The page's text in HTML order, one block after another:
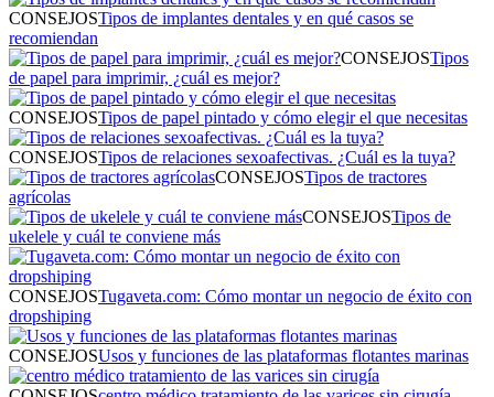
CONSEJOSTipos de implantes dentales y en qué casos se
recomiendan
CONSEJOSTipos
de papel para imprimir, ¿cuál es mejor?
CONSEJOSTipos de papel pintado y cómo elegir el que necesitas
CONSEJOSTipos de relaciones sexoafectivas. ¿Cuál es la tuya?
CONSEJOSTipos de tractores
agrícolas
CONSEJOSTipos de
ukelele y cuál te conviene más
CONSEJOSTugaveta.com: Cómo montar un negocio de éxito con
dropshiping
CONSEJOSUsos y funciones de las plataformas flotantes marinas